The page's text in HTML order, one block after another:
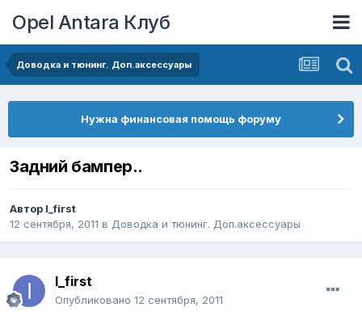
Opel Antara Клуб
Доводка и тюнинг. Доп.аксессуары
Нужна финансовая помощь форуму
Задний бампер..
Автор I_first
12 сентября, 2011 в Доводка и тюнинг. Доп.аксессуары
I_first
Опубликовано 12 сентября, 2011